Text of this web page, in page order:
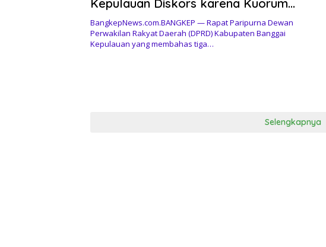
Kepulauan Diskors karena Kuorum
Belum Terpenuhi
BangkepNews.com.BANGKEP — Rapat Paripurna Dewan
Perwakilan Rakyat Daerah (DPRD) Kabupaten Banggai
Kepulauan yang membahas tiga…
Selengkapnya